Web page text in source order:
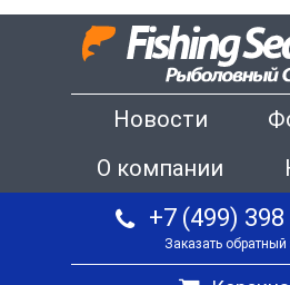
Новости
О компании
+7 (499) 398
Заказать обратный